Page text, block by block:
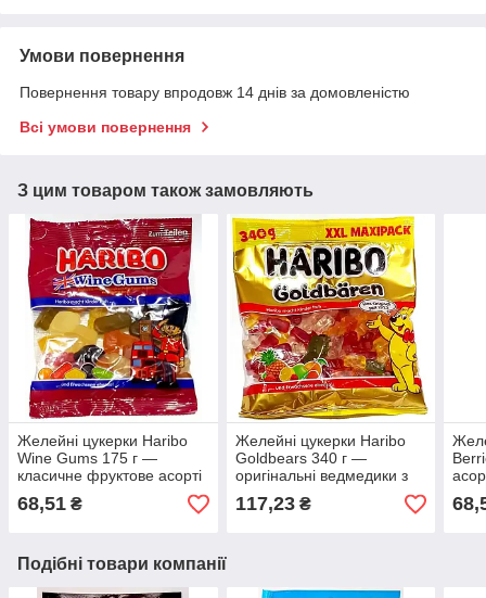
Умови повернення
Повернення товару впродовж 14 днів за домовленістю
Всі умови повернення
З цим товаром також замовляють
Желейні цукерки Haribo
Wine Gums 175 г —
класичне фруктове асорті
68,51 ₴
Желейні цукерки Haribo
Goldbears 340 г —
оригінальні ведмедики з
Німеччини
117,23₴
Подібні товари компанії